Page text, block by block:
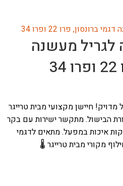
לגריל מעשנה
מדויק! חיישן מקצועי מבית טרייגר
הבישול. מתקשר ישירות עם בקר
איכות במפעל.מתאים לדגמי
מקורי מבית טרייגר 🌡️